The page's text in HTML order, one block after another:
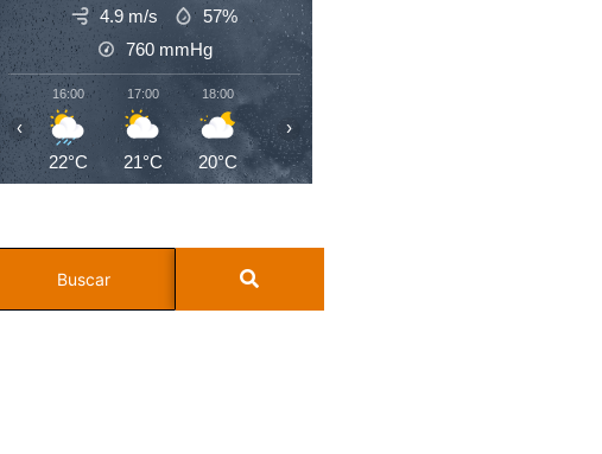
4.9 m/s
57%
760 mmHg
16:00
22°C
17:00
21°C
18:00
20°C
19:00
19°C
‹ ›